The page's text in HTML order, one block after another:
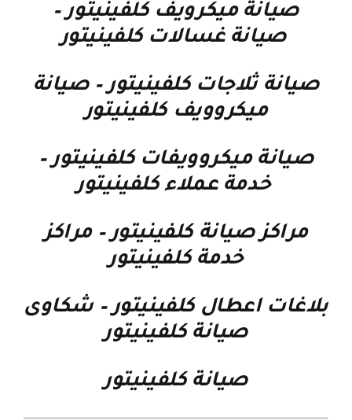
صيانة ميكرويف كلفينيتور–
صيانة غسالات كلفينيتور
صيانة ثلاجات كلفينيتور–صيانة
ميكروويف كلفينيتور
صيانة ميكروويفات كلفينيتور–
خدمة عملاء كلفينيتور
مراكز صيانة كلفينيتور–مراكز
خدمة كلفينيتور
بلاغات اعطال كلفينيتور– شكاوى
صيانة كلفينيتور
صيانة كلفينيتور